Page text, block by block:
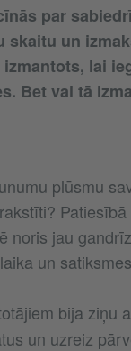
par
skaitu un
izmantots, lai
Bet vai tā
plūsmu
noris jau
un
bija ziņu
un uzreiz